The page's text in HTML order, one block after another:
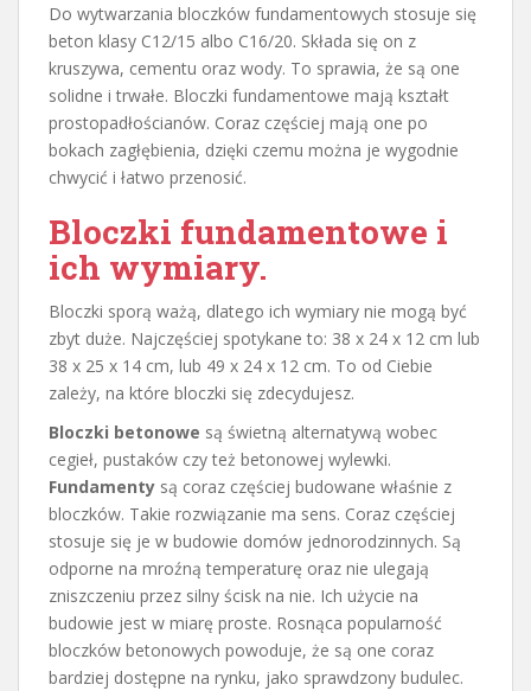
Do wytwarzania bloczków fundamentowych stosuje się
beton klasy C12/15 albo C16/20. Składa się on z
kruszywa, cementu oraz wody. To sprawia, że są one
solidne i trwałe. Bloczki fundamentowe mają kształt
prostopadłościanów. Coraz częściej mają one po
bokach zagłębienia, dzięki czemu można je wygodnie
chwycić i łatwo przenosić.
Bloczki fundamentowe i
ich wymiary.
Bloczki sporą ważą, dlatego ich wymiary nie mogą być
zbyt duże. Najczęściej spotykane to: 38 x 24 x 12 cm lub
38 x 25 x 14 cm, lub 49 x 24 x 12 cm. To od Ciebie
zależy, na które bloczki się zdecydujesz.
Bloczki betonowe są świetną alternatywą wobec
cegieł, pustaków czy też betonowej wylewki.
Fundamenty są coraz częściej budowane właśnie z
bloczków. Takie rozwiązanie ma sens. Coraz częściej
stosuje się je w budowie domów jednorodzinnych. Są
odporne na mroźną temperaturę oraz nie ulegają
zniszczeniu przez silny ścisk na nie. Ich użycie na
budowie jest w miarę proste. Rosnąca popularność
bloczków betonowych powoduje, że są one coraz
bardziej dostępne na rynku, jako sprawdzony budulec.